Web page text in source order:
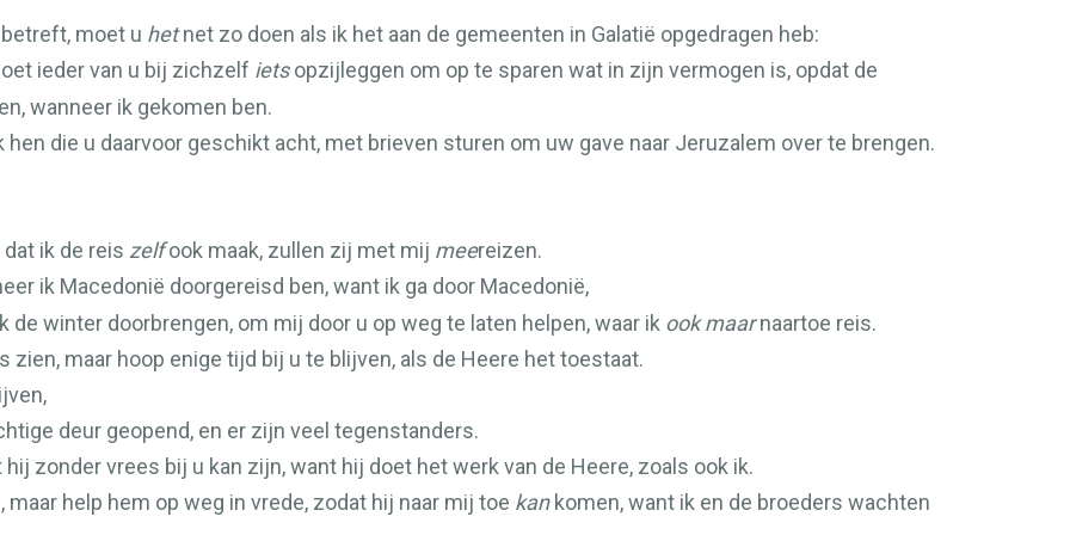
moet u hetnet zo doen als ik het aan de gemeenten in Galatië opgedragen heb:
ieder van u bij zichzelf ietsopzijleggen om op te sparen wat in zijn vermogen is, opdat de
wanneer ik gekomen ben.
die u daarvoor geschikt acht, met brieven sturen om uw gave naar Jeruzalem over te brengen.
ik de reis zelfook maak, zullen zij met mij meereizen.
ik Macedonië doorgereisd ben, want ik ga door Macedonië,
winter doorbrengen, om mij door u op weg te laten helpen, waar ik ook maarnaartoe reis.
zien, maar hoop enige tijd bij u te blijven, als de Heere het toestaat.
deur geopend, en er zijn veel tegenstanders.
zonder vrees bij u kan zijn, want hij doet het werk van de Heere, zoals ook ik.
help hem op weg in vrede, zodat hij naar mij toe kankomen, want ik en de broeders wachten